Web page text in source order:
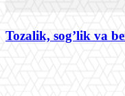
Tozalik, sog’lik va